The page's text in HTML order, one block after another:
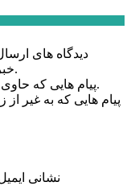
دیدگاه های
خبرگزاری الف در وب منتشر خواهد شد.
پیام هایی که حاوی تهمت یا افترا باشد منتشر نخواهد شد.
پیام هایی که به غیر
نشانی